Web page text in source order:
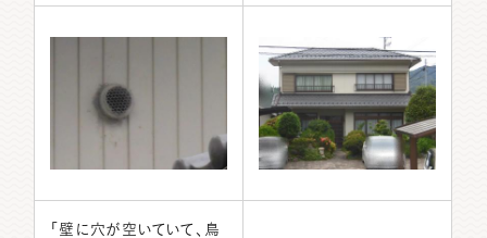
「壁に穴が空いていて、鳥